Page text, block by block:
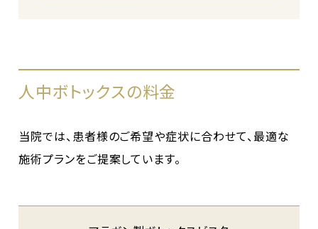
人中ボトックスの料金
当院では、患者様のご希望や症状に合わせて、最適な
施術プランをご提案しています。